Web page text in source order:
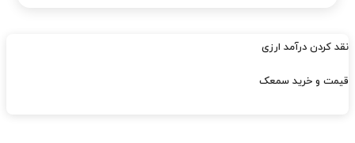
نقد کردن درآمد ارزی
قیمت و خرید سمعک